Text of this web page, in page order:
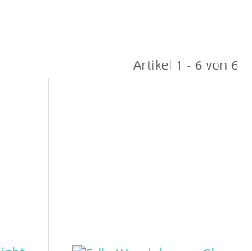
Artikel 1 - 6 von 6